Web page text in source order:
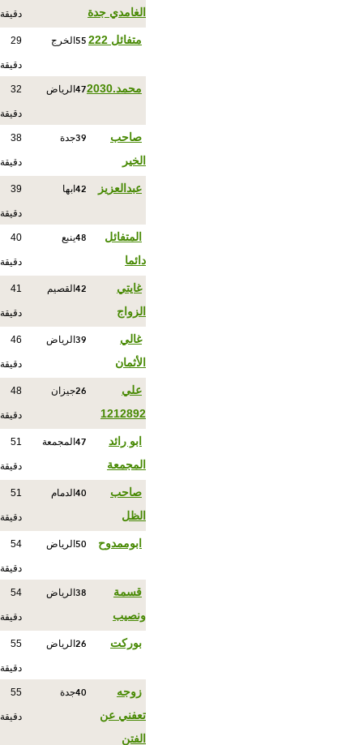
الغامدي جدة
دقيقة
متفائل 222 55 الخرج 29
دقيقة
محمد.2030 47 الرياض 32
دقيقة
صاحب
الخير
39جدة 38
دقيقة
عبدالعزيز 42 ابها 39
دقيقة
المتفائل
دائما
48ينبع 40
دقيقة
غايتي
الزواج
42 القصيم 41
دقيقة
غالي
الأثمان
39 الرياض 46
دقيقة
علي
1212892
26جيزان 48
دقيقة
ابو رائد
المجمعة
47 المجمعة 51
دقيقة
صاحب
الظل
40 الدمام 51
دقيقة
ابوممدوح 50 الرياض 54
دقيقة
قسمة
ونصيب
38 الرياض 54
دقيقة
بوركت 26 الرياض 55
دقيقة
زوجه
تعفني عن
الفتن
40جدة 55
دقيقة